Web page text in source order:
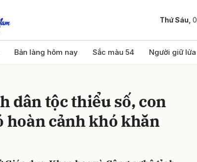
Thứ Sáu,
Bản làng hôm nay Sắc màu 54 Người giữ lửa
dân tộc thiểu số, con
hoàn cảnh khó khăn
bình luận